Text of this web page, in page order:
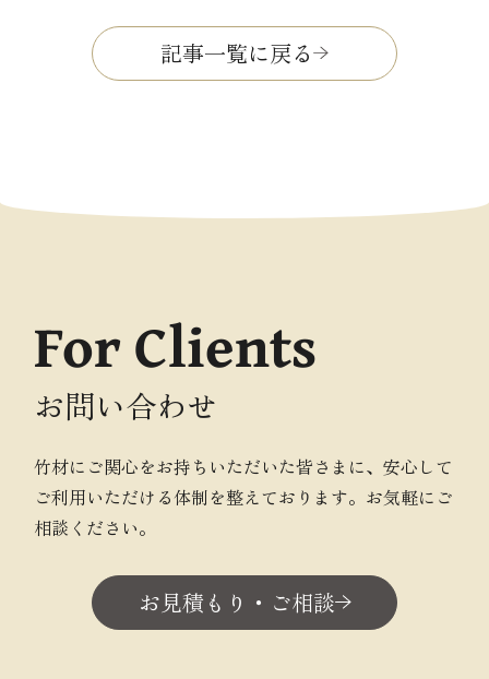
記事一覧に戻る
For Clients
お問い合わせ
竹材にご関心をお持ちいただいた皆さまに、安心して
ご利用いただける体制を整えております。お気軽にご
相談ください。
お見積もり・ご相談